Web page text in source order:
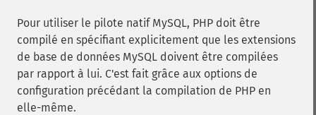
Pour utiliser le pilote natif MySQL, PHP doit être
compilé en spécifiant explicitement que les extensions
de base de données MySQL doivent être compilées
par rapport à lui. C'est fait grâce aux options de
configuration précédant la compilation de PHP en
elle-même.